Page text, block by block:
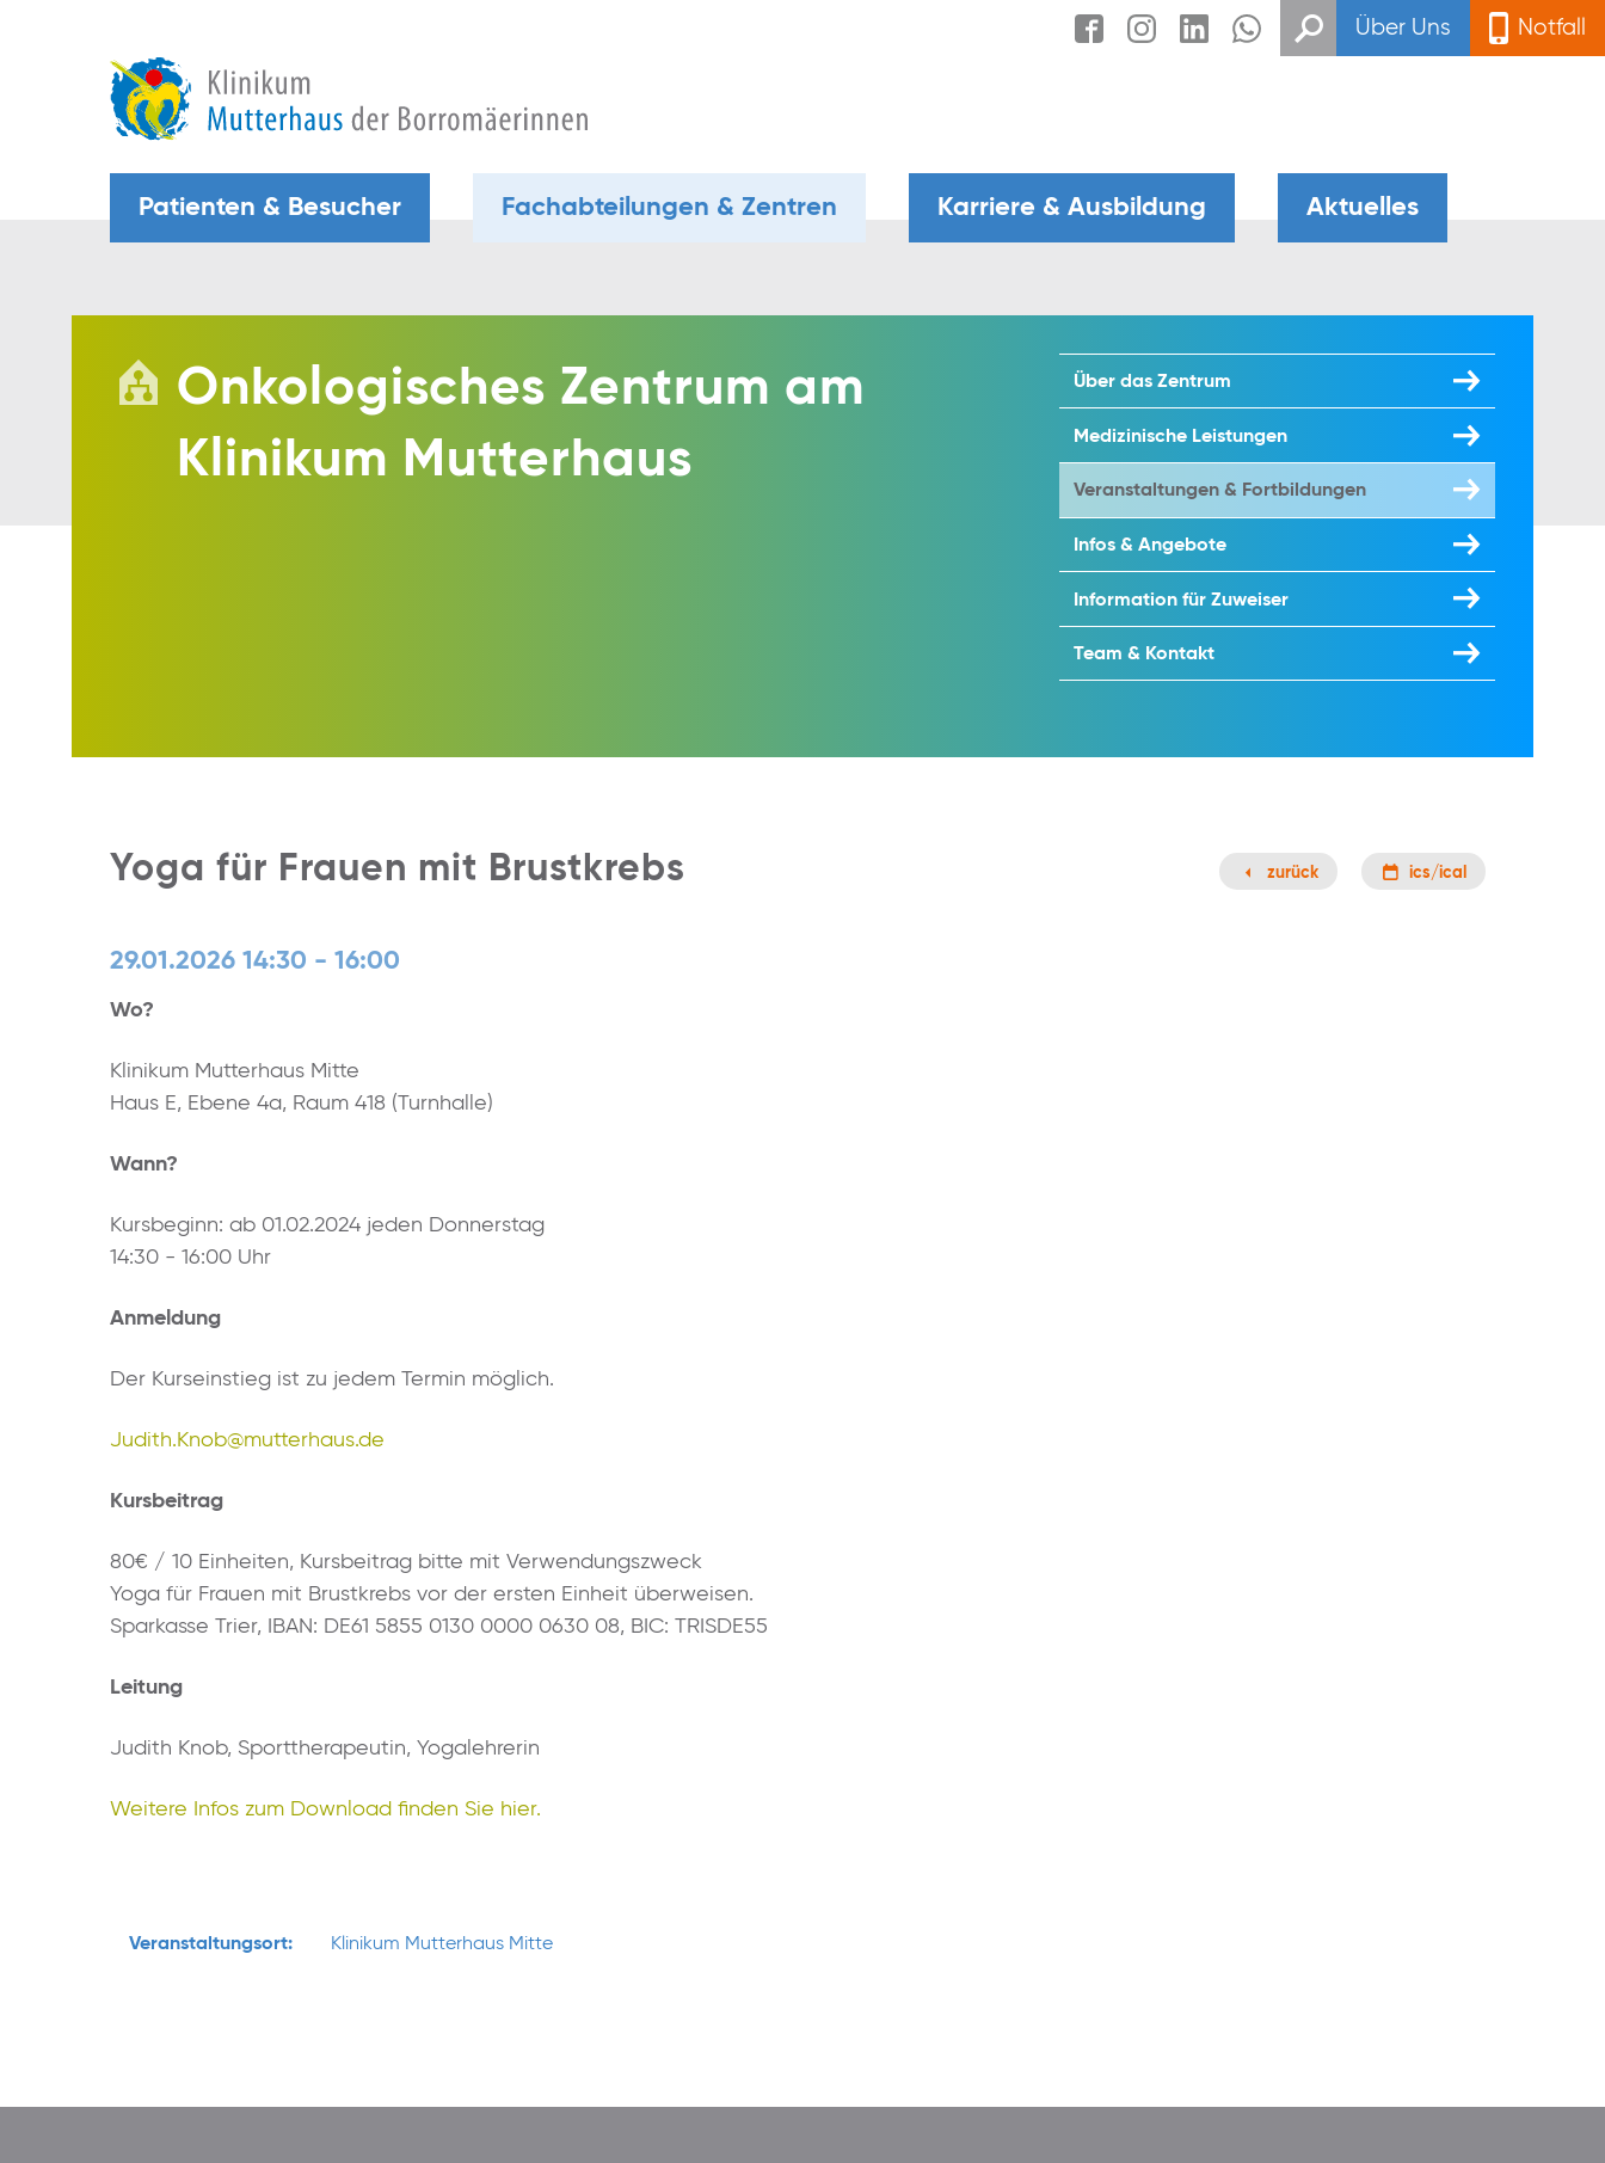
Über Uns Notfall
Patienten & Besucher Fachabteilungen & Zentren Karriere & Ausbildung Aktuelles
Onkologisches Zentrum am
Klinikum Mutterhaus
Über das Zentrum
Medizinische Leistungen
Veranstaltungen & Fortbildungen
Infos & Angebote
Information für Zuweiser
Team & Kontakt
Yoga für Frauen mit Brustkrebs
29.01.2026 14:30 - 16:00
Wo?
Klinikum Mutterhaus Mitte
Haus E, Ebene 4a, Raum 418 (Turnhalle)
Wann?
Kursbeginn: ab 01.02.2024 jeden Donnerstag
14:30 - 16:00 Uhr
Anmeldung
Der Kurseinstieg ist zu jedem Termin möglich.
Judith.Knob@mutterhaus.de
Kursbeitrag
80€ / 10 Einheiten, Kursbeitrag bitte mit Verwendungszweck
Yoga für Frauen mit Brustkrebs vor der ersten Einheit überweisen.
Sparkasse Trier, IBAN: DE61 5855 0130 0000 0630 08, BIC: TRISDE55
Leitung
Judith Knob, Sporttherapeutin, Yogalehrerin
Weitere Infos zum Download finden Sie hier.
Veranstaltungsort: Klinikum Mutterhaus Mitte
zurück ics/ical